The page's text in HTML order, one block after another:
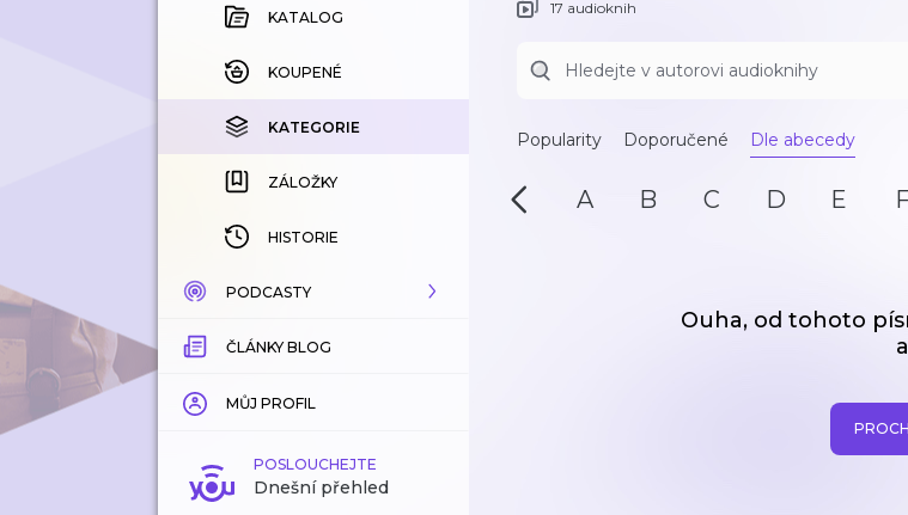
KATALOG
KOUPENÉ
KATEGORIE
ZÁLOŽKY
HISTORIE
PODCASTY
KATALOG
KATEGORIE
ZÁLOŽKY
ČLÁNKY BLOG
MŮJ PROFIL
POSLOUCHEJTE
Dnešní přehled
17 audioknih
Popularity Doporučené Dle abecedy
A B C D E F
Ouha, od tohoto